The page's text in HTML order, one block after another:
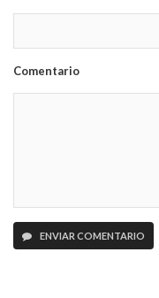
Comentario
ENVIAR COMENTARIO